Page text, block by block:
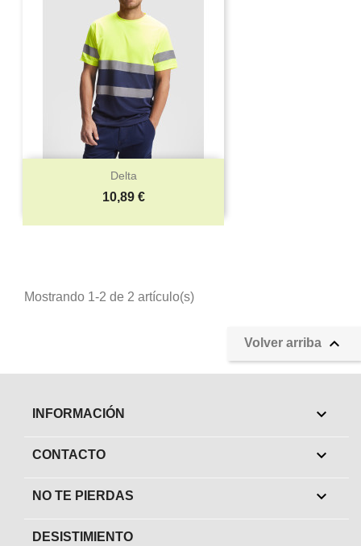
Delta
Precio
10,89 €
Mostrando 1-2 de 2 artículo(s)
Volver arriba 
INFORMACIÓN 
CONTACTO 
NO TE PIERDAS 
DESISTIMIENTO